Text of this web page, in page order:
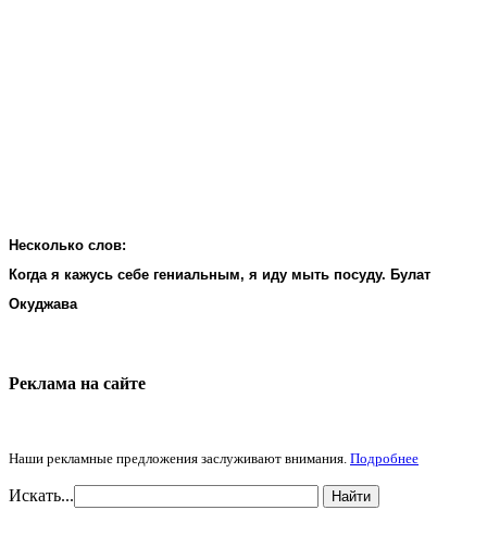
Несколько слов:
Когда я кажусь себе гениальным, я иду мыть посуду. Булат
Окуджава
Реклама на cайте
Наши рекламные предложения заслуживают внимания. Подробнее
Искать... Найти